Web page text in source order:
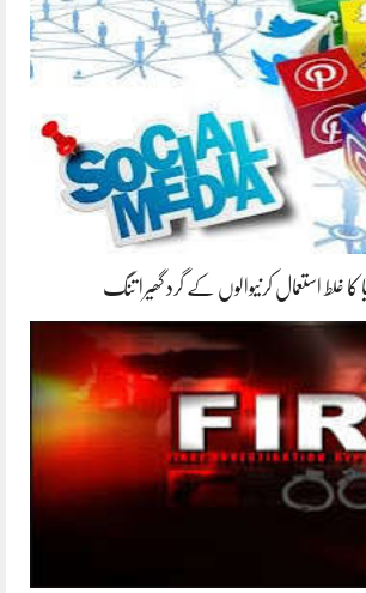
غلط استعمال کرنیوالوں کے گرد گھیرا تنگ